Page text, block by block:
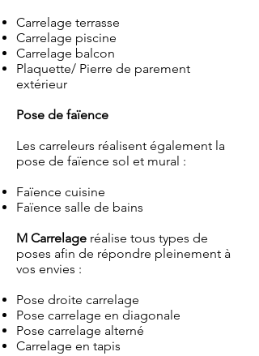
Carrelage terrasse
Carrelage piscine
Carrelage balcon
Plaquette/ Pierre de parement
extérieur
Pose de faïence
Les carreleurs réalisent également la
pose de faïence sol et mural :
Faïence cuisine
Faïence salle de bains
M Carrelage réalise tous types de
poses afin de répondre pleinement à
vos envies :
Pose droite carrelage
Pose carrelage en diagonale
Pose carrelage alterné
Carrelage en tapis